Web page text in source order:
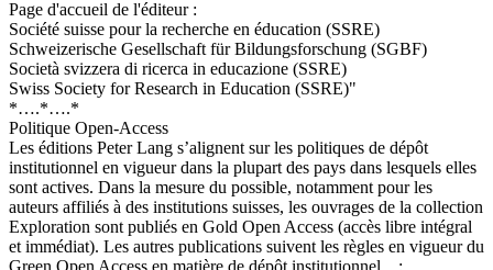
Page d'accueil de l'éditeur :
Société suisse pour la recherche en éducation (SSRE)
Schweizerische Gesellschaft für Bildungsforschung (SGBF)
Società svizzera di ricerca in educazione (SSRE)
Swiss Society for Research in Education (SSRE)"
*….*….*
Politique Open-Access
Les éditions Peter Lang s’alignent sur les politiques de dépôt
institutionnel en vigueur dans la plupart des pays dans lesquels elles
sont actives. Dans la mesure du possible, notamment pour les
auteurs affiliés à des institutions suisses, les ouvrages de la collection
Exploration sont publiés en Gold Open Access (accès libre intégral
et immédiat). Les autres publications suivent les règles en vigueur du
Green Open Access en matière de dépôt institutionnel :